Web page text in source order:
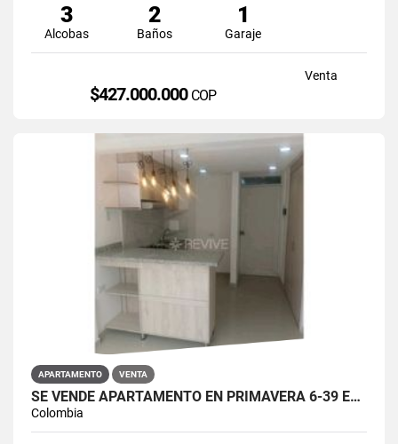
3
Alcobas
2
Baños
1
Garaje
Venta
$427.000.000 COP
APARTAMENTO VENTA
SE VENDE APARTAMENTO EN PRIMAVERA 6-39 ET 2 PUENTE ARANDA
Colombia